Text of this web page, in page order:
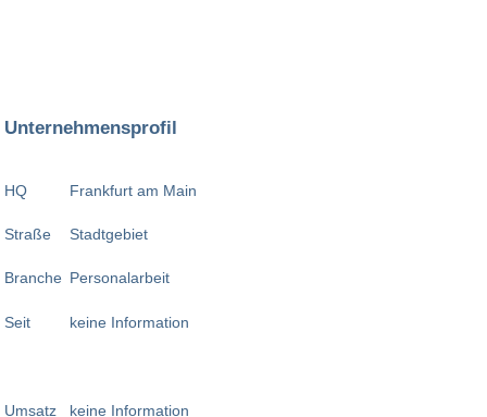
Unternehmensprofil
HQ
Straße
Branche
Seit
Umsatz
Frankfurt am Main
Stadtgebiet
Personalarbeit
keine Information
keine Information